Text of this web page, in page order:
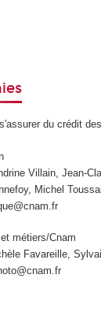
du crédit
Villain, Jean-
Michel
métiers/Cnam
Favareille,